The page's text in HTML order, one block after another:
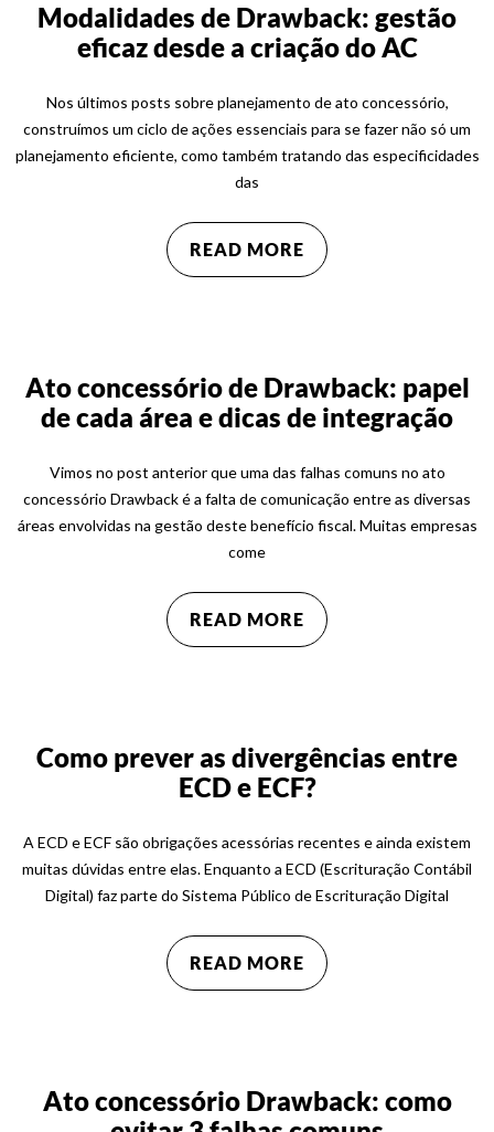
Modalidades de Drawback: gestão
eficaz desde a criação do AC
Nos últimos posts sobre planejamento de ato concessório,
construímos um ciclo de ações essenciais para se fazer não só um
planejamento eficiente, como também tratando das especificidades
das
READ MORE
Ato concessório de Drawback: papel
de cada área e dicas de integração
Vimos no post anterior que uma das falhas comuns no ato
concessório Drawback é a falta de comunicação entre as diversas
áreas envolvidas na gestão deste benefício fiscal. Muitas empresas
come
READ MORE
Como prever as divergências entre
ECD e ECF?
A ECD e ECF são obrigações acessórias recentes e ainda existem
muitas dúvidas entre elas. Enquanto a ECD (Escrituração Contábil
Digital) faz parte do Sistema Público de Escrituração Digital
READ MORE
Ato concessório Drawback: como